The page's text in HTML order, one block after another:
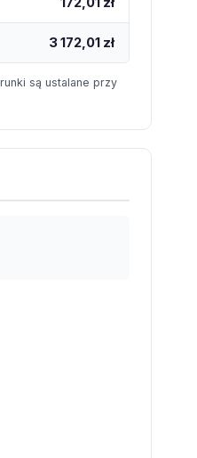
3 172,01 zł
są ustalane przy